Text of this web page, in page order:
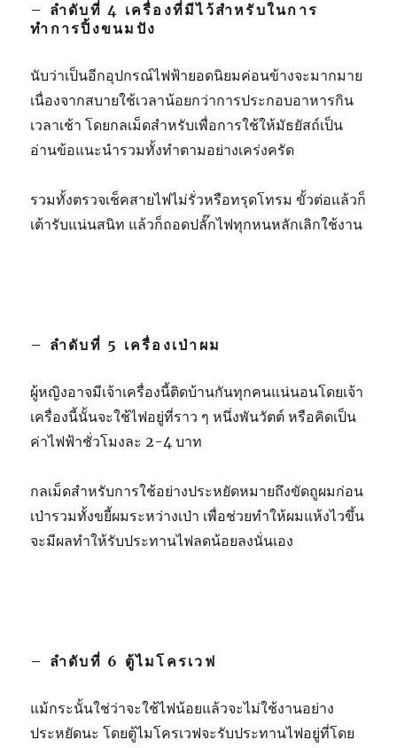
– ลำดับที่ 4 เครื่องที่มีไว้สำหรับในการ
ทำการปิ้งขนมปัง
นับว่าเป็นอีกอุปกรณ์ไฟฟ้ายอดนิยมค่อนข้างจะมากมาย
เนื่องจากสบายใช้เวลาน้อยกว่าการประกอบอาหารกิน
เวลาเช้า โดยกลเม็ดสำหรับเพื่อการใช้ให้มัธยัสถ์เป็น
อ่านข้อแนะนำรวมทั้งทำตามอย่างเคร่งครัด
รวมทั้งตรวจเช็คสายไฟไม่รั่วหรือทรุดโทรม ขั้วต่อแล้วก็
เต้ารับแน่นสนิท แล้วก็ถอดปลั๊กไฟทุกหนหลักเลิกใช้งาน
– ลำดับที่ 5 เครื่องเป่าผม
ผู้หญิงอาจมีเจ้าเครื่องนี้ติดบ้านกันทุกคนแน่นอนโดยเจ้า
เครื่องนี้นั้นจะใช้ไฟอยู่ที่ราว ๆ หนึ่งพันวัตต์ หรือคิดเป็น
ค่าไฟฟ้าชั่วโมงละ 2-4 บาท
กลเม็ดสำหรับการใช้อย่างประหยัดหมายถึงขัดถูผมก่อน
เป่ารวมทั้งขยี้ผมระหว่างเป่า เพื่อช่วยทำให้ผมแห้งไวขึ้น
จะมีผลทำให้รับประทานไฟลดน้อยลงนั่นเอง
– ลำดับที่ 6 ตู้ไมโครเวฟ
แม้กระนั้นใช่ว่าจะใช้ไฟน้อยแล้วจะไม่ใช้งานอย่าง
ประหยัดนะ โดยตู้ไมโครเวฟจะรับประทานไฟอยู่ที่โดย